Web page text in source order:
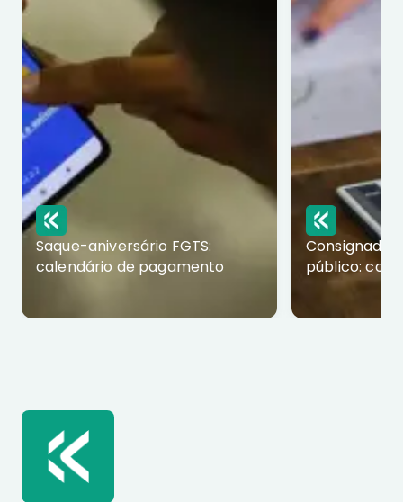
Saque-aniversário FGTS:
calendário de pagamento
Consignado
público: